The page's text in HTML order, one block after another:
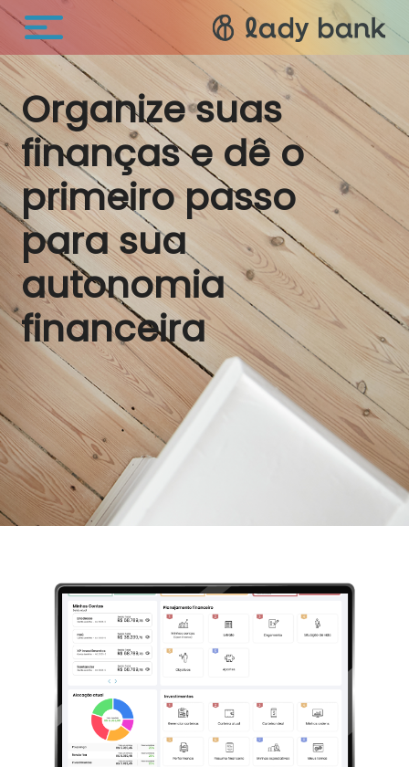
Organizesuas
finanças e dê o
primeiro passo
para sua
autonomia
financeira